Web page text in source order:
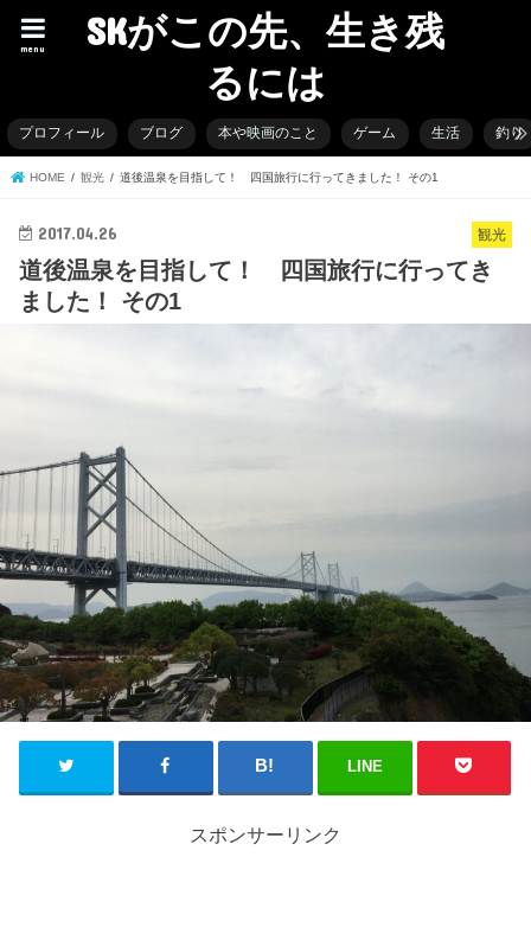
SKがこの先、生き残
るには
menu
プロフィール ブログ 本や映画のこと ゲーム 生活 釣り
HOME 観光 道後温泉を目指して！ 四国旅行に行ってきました！ その1
観光
2017.04.26
道後温泉を目指して！ 四国旅行に行ってき
ました！ その1
LINE
スポンサーリンク